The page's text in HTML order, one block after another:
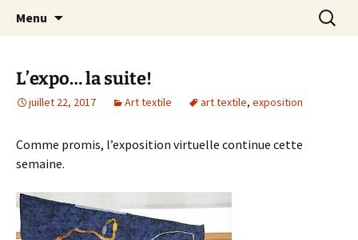
filsetcrayons
Le blog de Sophie A
Menu
L’expo… la suite!
juillet 22, 2017 Art textile art textile, exposition
Comme promis, l’exposition virtuelle continue cette
semaine.